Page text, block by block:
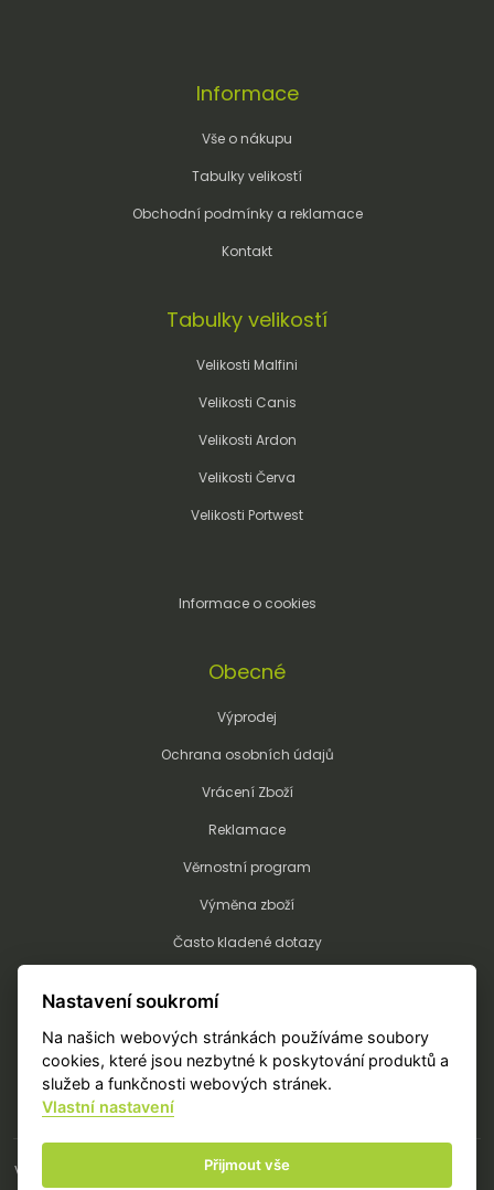
Informace
Vše o nákupu
Tabulky velikostí
Obchodní podmínky a reklamace
Kontakt
Tabulky velikostí
Velikosti Malfini
Velikosti Canis
Velikosti Ardon
Velikosti Červa
Velikosti Portwest
Informace o cookies
Obecné
Výprodej
Ochrana osobních údajů
Vrácení Zboží
Reklamace
Věrnostní program
Výměna zboží
Často kladené dotazy
Objednání potisku/výšivky
Vše o nákupu Tabulky velikostí Obchodní podmínky a reklamace
Nastavení soukromí
Na našich webových stránkách používáme soubory
cookies, které jsou nezbytné k poskytování produktů a
služeb a funkčnosti webových stránek.
Vlastní nastavení
Přijmout vše